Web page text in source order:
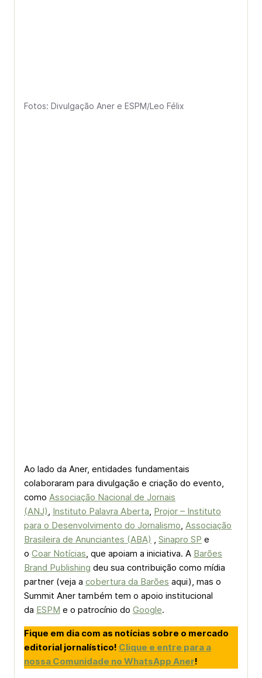
Fotos: Divulgação Aner e ESPM/Leo Félix
Ao lado da Aner, entidades fundamentais
colaboraram para divulgação e criação do evento,
como Associação Nacional de Jornais
(ANJ), Instituto Palavra Aberta, Projor – Instituto
para o Desenvolvimento do Jornalismo, Associação
Brasileira de Anunciantes (ABA) , Sinapro SP e
o Coar Notícias, que apoiam a iniciativa. A Barões
Brand Publishing deu sua contribuição como mídia
partner (veja a cobertura da Barões aqui), mas o
Summit Aner também tem o apoio institucional
da ESPM e o patrocínio do Google.
Fique em dia com as notícias sobre o mercado
editorial jornalístico! Clique e entre para a
nossa Comunidade no WhatsApp Aner!